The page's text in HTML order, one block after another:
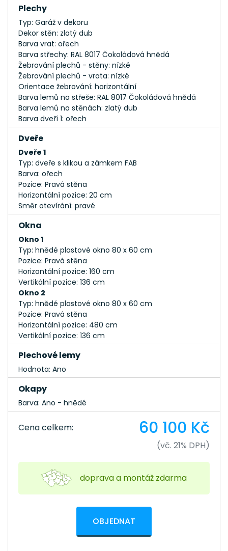
Plechy
Typ: Garáž v dekoru
Dekor stěn: zlatý dub
Barva vrat: ořech
Barva střechy: RAL 8017 Čokoládová hnědá
Žebrování plechů - stěny: nízké
Žebrování plechů - vrata: nízké
Orientace žebrování: horizontální
Barva lemů na střeše: RAL 8017 Čokoládová hnědá
Barva lemů na stěnách: zlatý dub
Barva dveří 1: ořech
Dveře
Dveře 1
Typ: dveře s klikou a zámkem FAB
Barva: ořech
Pozice: Pravá stěna
Horizontální pozice: 20 cm
Směr otevírání: pravé
Okna
Okno 1
Typ: hnědé plastové okno 80 x 60 cm
Pozice: Pravá stěna
Horizontální pozice: 160 cm
Vertikální pozice: 136 cm
Okno 2
Typ: hnědé plastové okno 80 x 60 cm
Pozice: Pravá stěna
Horizontální pozice: 480 cm
Vertikální pozice: 136 cm
Plechové lemy
Hodnota: Ano
Okapy
Barva: Ano - hnědé
Cena celkem: 60 100 Kč
(vč. 21% DPH)
doprava a montáž zdarma
OBJEDNAT